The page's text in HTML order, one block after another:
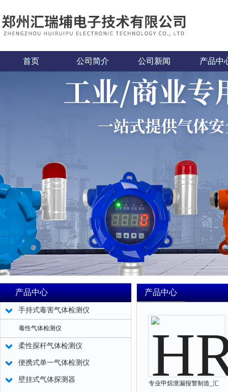
首页 公司简介 公司新闻 产品中
产品中心
手持式毒害气体检测仪
毒性气体检测仪
柔性探杆气体检测仪
便携式单一气体检测仪
壁挂式气体探测器
产品中心
专业甲烷泄漏报警制造_汇